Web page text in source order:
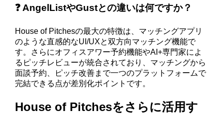
❓ AngelListやGustとの違いは何ですか？
House of Pitchesの最大の特徴は、マッチングアプリ
のような直感的なUI/UXと双方向マッチング機能で
す。さらにオフィスアワー予約機能やAI+専門家によ
るピッチレビューが統合されており、マッチングから
面談予約、ピッチ改善まで一つのプラットフォームで
完結できる点が差別化ポイントです。
House of Pitchesをさらに活用す